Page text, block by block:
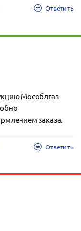
Ответить
Мособлгаз
заказа.
Ответить